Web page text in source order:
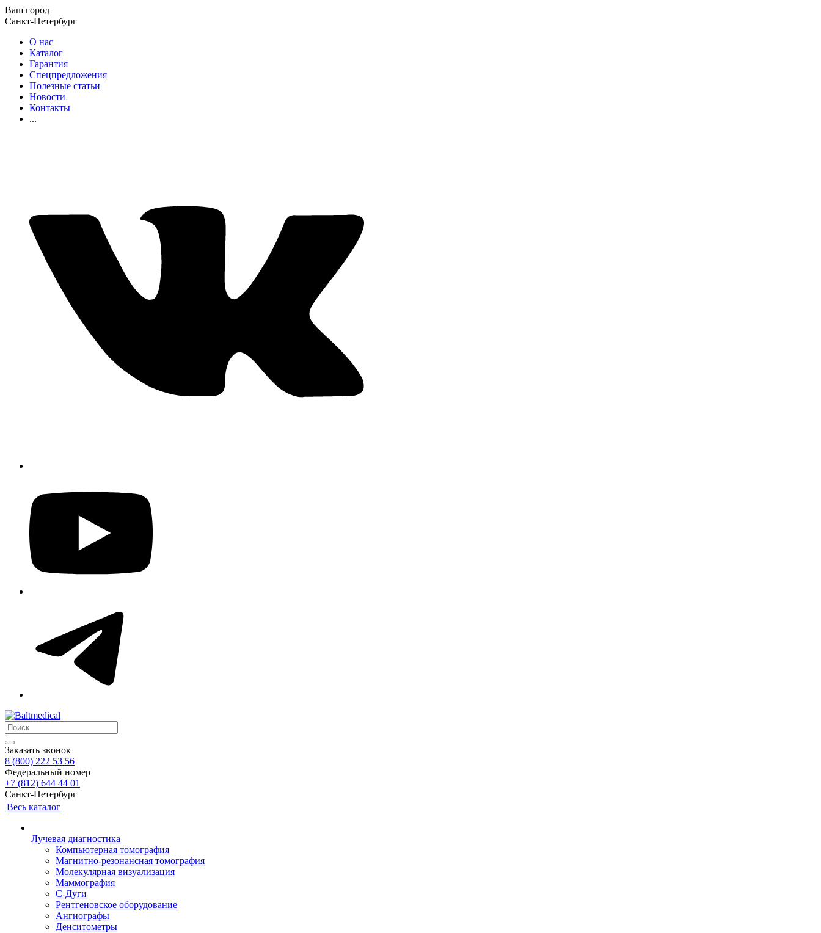
Ваш город
Санкт-Петербург
О нас
Каталог
Гарантия
Спецпредложения
Полезные статьи
Новости
Контакты
...
Заказать звонок
8 (800) 222 53 56
Федеральный номер
+7 (812) 644 44 01
Санкт-Петербург
Весь каталог
Лучевая диагностика
Компьютерная томография
Магнитно-резонансная томография
Молекулярная визуализация
Маммография
С-Дуги
Рентгеновское оборудование
Ангиографы
Денситометры